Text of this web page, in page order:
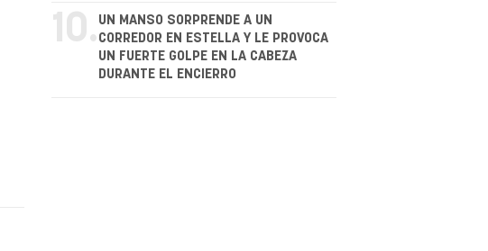
10. UN MANSO SORPRENDE A UN
CORREDOR EN ESTELLA Y LE PROVOCA
UN FUERTE GOLPE EN LA CABEZA
DURANTE EL ENCIERRO